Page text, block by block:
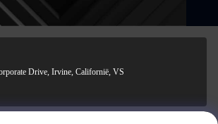
Drive, Irvine, Californië, VS